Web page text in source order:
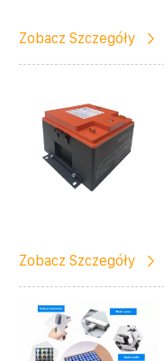
Zobacz Szczegóły
Zobacz Szczegóły